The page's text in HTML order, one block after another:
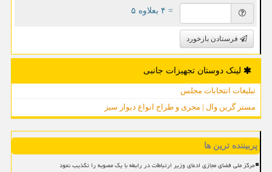
= ۴ بعلاوه ۵
فرستادن بازخورد
لینک دوستان تجهیزات جانبی
تبلیغات انتخابات مجلس
مستر گرین وال | مجری و طراح انواع دیوار سبز
پربیننده ترین ها
مرکز ملی فضای مجازی ادعای وزیر ارتباطات در رابطه با یک مصوبه را تکذیب نمود